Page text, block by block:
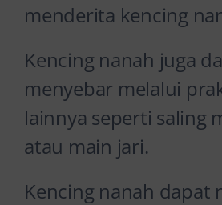
menderita kencing
Kencing nanah juga
menyebar melalui
lainnya seperti saling
atau main jari.
Kencing nanah dapat